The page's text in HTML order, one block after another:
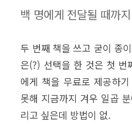
년
수
률
백 명에게 전달될 때까지
두 번째 책을 쓰고 굳이 종
은(?) 선택을 한 것은 첫 번
에게 책을 무료로 제공하
못해 지금까지 겨우 일곱
리고 싶은데 방법이 없.